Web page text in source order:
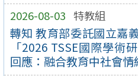
2026-08-03 特教組
轉知 教育部委託國立嘉
「2026 TSSE國際學術
回應：融合教育中社會情